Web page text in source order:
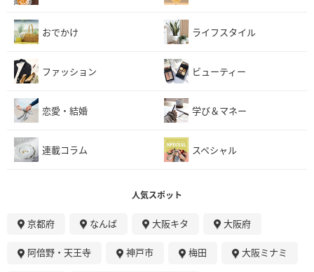
おでかけ ライフスタイル
ファッション ビューティー
恋愛・結婚 学び＆マネー
連載コラム スペシャル
人気スポット
京都府 なんば 大阪キタ 大阪府
阿倍野・天王寺 神戸市 梅田 大阪ミナミ